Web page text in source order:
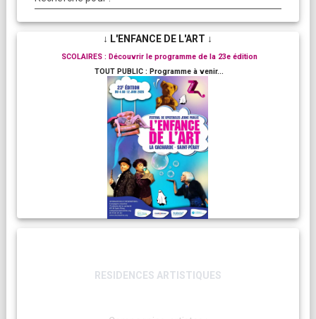
↓ L'ENFANCE DE L'ART ↓
SCOLAIRES : Découvrir le programme de la 23e édition
TOUT PUBLIC : Programme à venir...
RESIDENCES ARTISTIQUES